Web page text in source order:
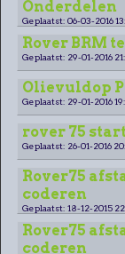
Onderdelen
Geplaatst: 06-03-2016
Rover BRM
Geplaatst: 29-01-2016
Olievuldop
Geplaatst: 29-01-2016
rover 75
Geplaatst: 26-01-2016
Rover75
coderen
Geplaatst: 18-12-2015
Rover75
coderen